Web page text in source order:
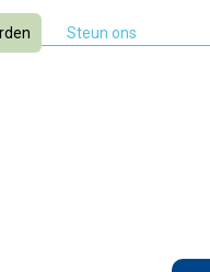
Steun ons